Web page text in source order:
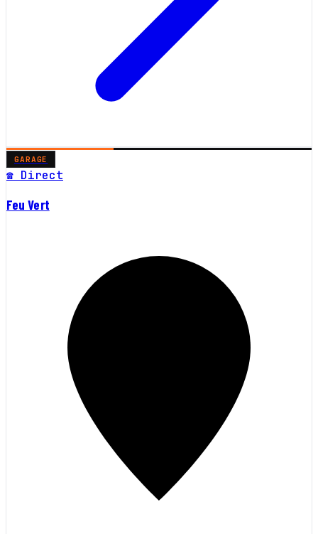
GARAGE
☎ Direct
Feu Vert